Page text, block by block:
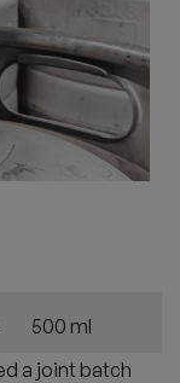
500 ml
a joint batch